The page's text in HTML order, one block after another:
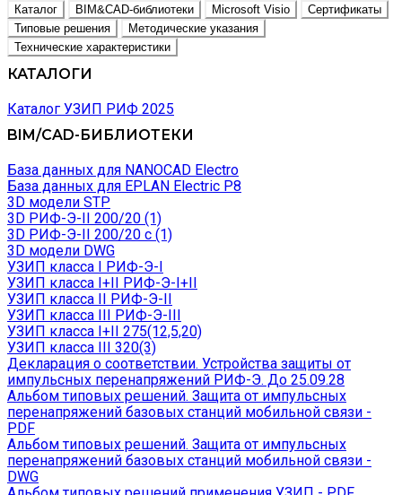
Каталог BIM&CAD-библиотеки Microsoft Visio
Сертификаты
Типовые решения
Методические указания
Технические характеристики
КАТАЛОГИ
Каталог УЗИП РИФ 2025
BIM/CAD-БИБЛИОТЕКИ
База данных для NANOCAD Electro
База данных для EPLAN Electric P8
3D модели STP
3D РИФ-Э-II 200/20 (1)
3D РИФ-Э-II 200/20 с (1)
3D модели DWG
УЗИП класса I РИФ-Э-I
УЗИП класса I+II РИФ-Э-I+II
УЗИП класса II РИФ-Э-II
УЗИП класса III РИФ-Э-III
УЗИП класса I+II 275(12,5,20)
УЗИП класса III 320(3)
Декларация о соответствии. Устройства защиты от
импульсных перенапряжений РИФ-Э. До 25.09.28
Альбом типовых решений. Защита от импульсных
перенапряжений базовых станций мобильной связи -
PDF
Альбом типовых решений. Защита от импульсных
перенапряжений базовых станций мобильной связи -
DWG